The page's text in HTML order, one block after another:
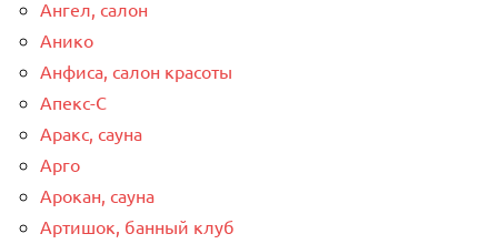
Ангел, салон
Анико
Анфиса, салон красоты
Апекс-С
Аракс, сауна
Арго
Арокан, сауна
Артишок, банный клуб